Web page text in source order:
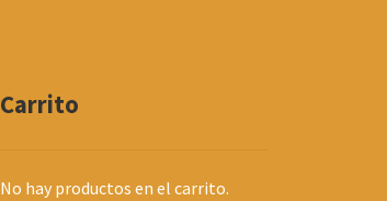
Carrito
No hay productos en el carrito.